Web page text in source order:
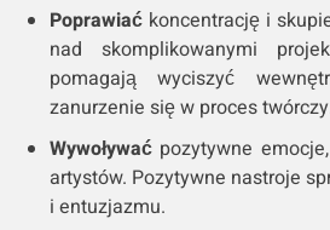
Poprawiaćkoncentrację i
nad skomplikowanymi
pomagają wyciszyć
zanurzenie się w proces
Wywoływaćpozytywne
artystów. Pozytywne nastroje
i entuzjazmu.